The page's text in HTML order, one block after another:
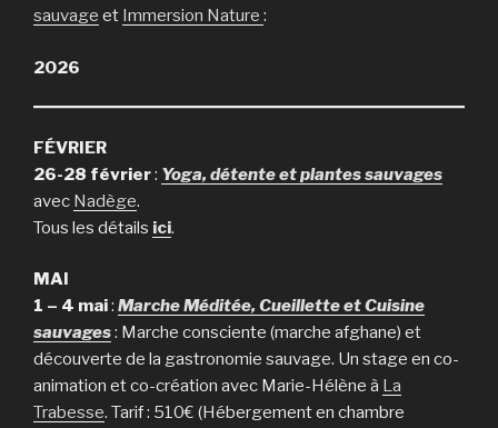
sauvage et Immersion Nature :
2026
FÉVRIER
26-28 février: Yoga, détente et plantes sauvages
avec Nadège.
Tous les détails ici.
MAI
1 – 4 mai: Marche Méditée, Cueillette et Cuisine
sauvages: Marche consciente (marche afghane) et
découverte de la gastronomie sauvage. Un stage en co-
animation et co-création avec Marie-Hélène à La
Trabesse. Tarif : 510€ (Hébergement en chambre